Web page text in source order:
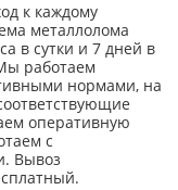
к каждому
металлолома
в сутки и 7 дней в
работаем
нормами, на
оперативную
с
Вывоз